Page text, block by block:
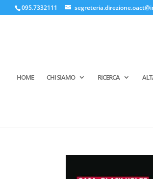
095.7332111
HOME CHI SIAMO RICERCA